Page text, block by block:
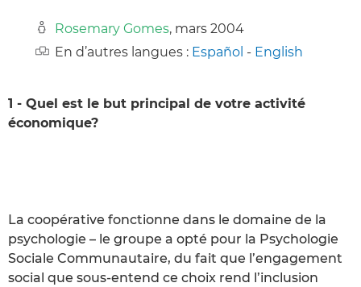
Rosemary Gomes, mars 2004
En d’autres langues : Español - English
1 - Quel est le but principal de votre activité
économique?
La coopérative fonctionne dans le domaine de la
psychologie – le groupe a opté pour la Psychologie
Sociale Communautaire, du fait que l’engagement
social que sous-entend ce choix rend l’inclusion